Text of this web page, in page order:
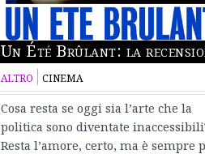
Un Été Brûlant: la
ALTRO CINEMA
Cosa resta se oggi sia l’arte che la
politica sono diventate
Resta l’amore, certo, ma è sempre